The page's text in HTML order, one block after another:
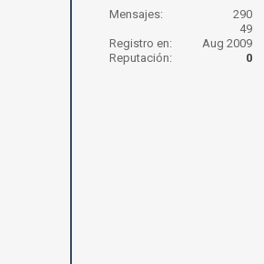
Mensajes:
290
49
Registro en:
Aug 2009
Reputación:
0